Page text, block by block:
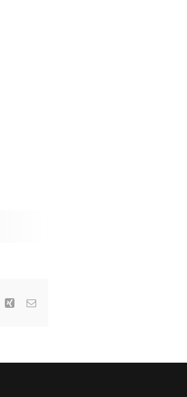
Xing Email